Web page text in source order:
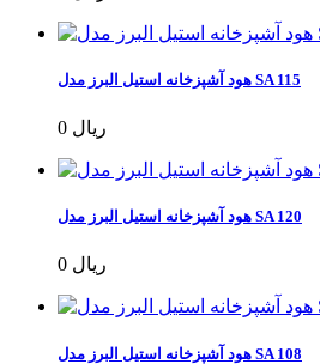
هود آشپزخانه استیل البرز مدل SA 115
0 ریال
هود آشپزخانه استیل البرز مدل SA 120
0 ریال
هود آشپزخانه استیل البرز مدل SA 108